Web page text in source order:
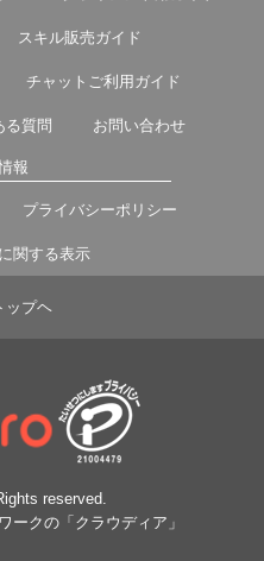
スキル販売ガイド
チャットご利用ガイド
る質問 お問い合わせ
報
プライバシーポリシー
関する表示
ップヘ
reserved.
ークの「クラウディア」